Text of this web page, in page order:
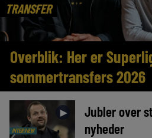
TRANSFER
Overblik: Her er
sommertransfers 2026
INTERVIEW
►
Jubler over
nyheder